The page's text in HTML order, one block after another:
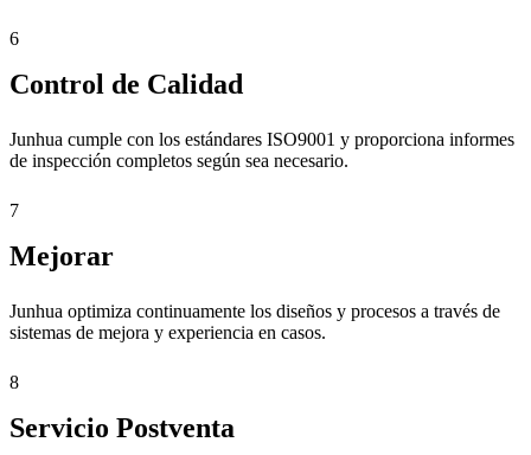
6
Control de Calidad
Junhua cumple con los estándares ISO9001 y proporciona informes
de inspección completos según sea necesario.
7
Mejorar
Junhua optimiza continuamente los diseños y procesos a través de
sistemas de mejora y experiencia en casos.
8
Servicio Postventa